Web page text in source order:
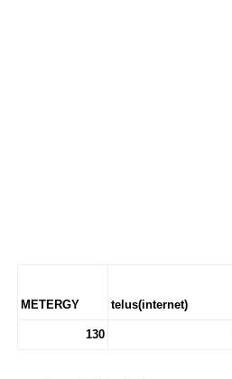
METERGY telus(internet)
130